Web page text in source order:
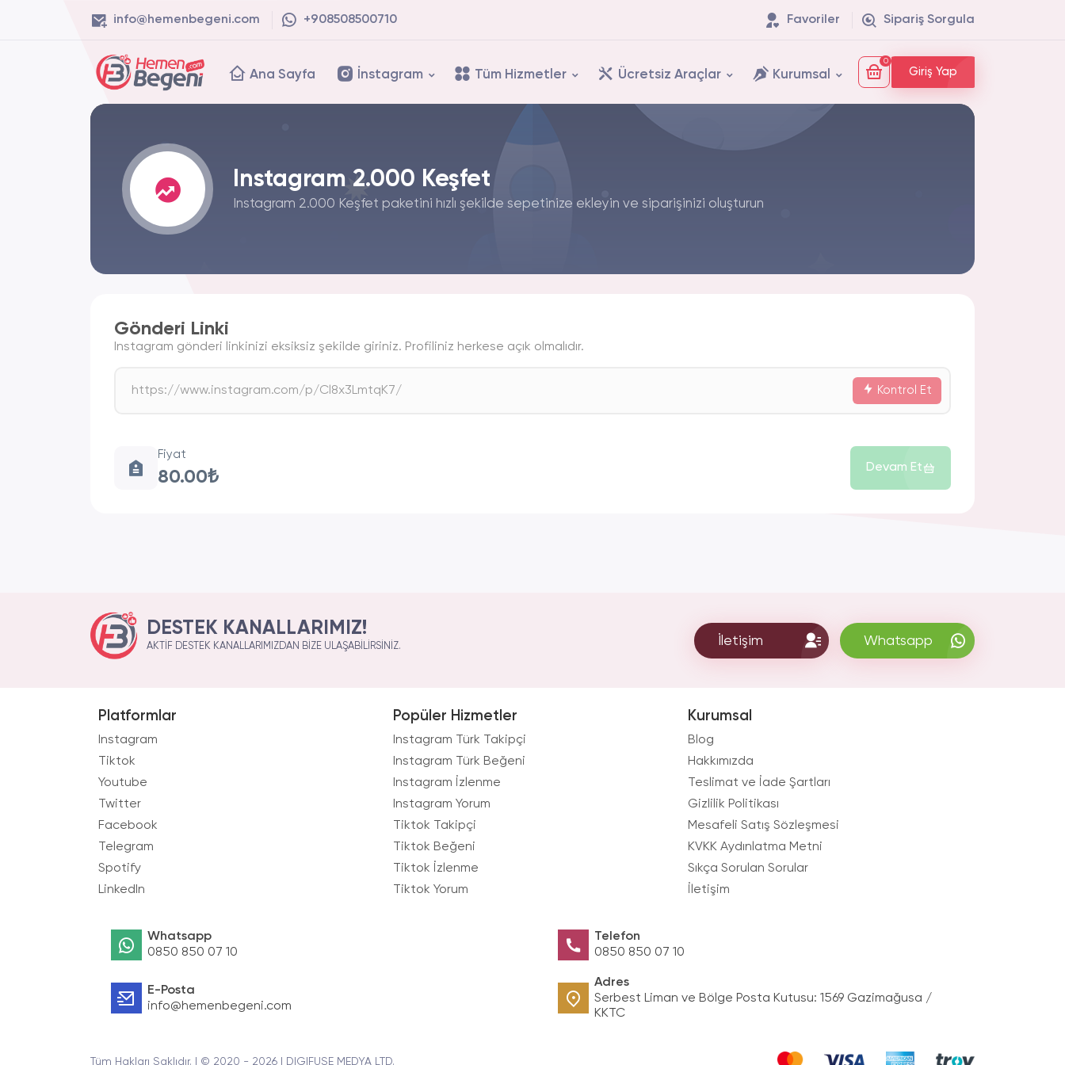
info@hemenbegeni.com +908508500710 Favoriler Sipariş Sorgula
Ana Sayfa İnstagram Tüm Hizmetler Ücretsiz Araçlar Kurumsal
0
Giriş Yap
Instagram 2.000 Keşfet
Instagram 2.000 Keşfet paketini hızlı şekilde sepetinize ekleyin ve siparişinizi oluşturun
Gönderi Linki
Instagram gönderi linkinizi eksiksiz şekilde giriniz. Profiliniz herkese açık olmalıdır.
Kontrol Et
Fiyat
80.00₺ Devam Et
DESTEK KANALLARIMIZ!
AKTIF DESTEK KANALLARIMIZDAN BIZE ULAŞABILIRSINIZ. İletişim Whatsapp
Platformlar
Instagram
Tiktok
Youtube
Twitter
Facebook
Telegram
Spotify
LinkedIn
Popüler Hizmetler
Instagram Türk Takipçi
Instagram Türk Beğeni
Instagram İzlenme
Instagram Yorum
Tiktok Takipçi
Tiktok Beğeni
Tiktok İzlenme
Tiktok Yorum
Kurumsal
Blog
Hakkımızda
Teslimat ve İade Şartları
Gizlilik Politikası
Mesafeli Satış Sözleşmesi
KVKK Aydınlatma Metni
Sıkça Sorulan Sorular
İletişim
Whatsapp
0850 850 07 10
Telefon
0850 850 07 10
E-Posta
info@hemenbegeni.com
Adres
Serbest Liman ve Bölge Posta Kutusu: 1569 Gazimağusa /
KKTC
Tüm Hakları Saklıdır. | © 2020 - 2026 | DIGIFUSE MEDYA LTD.